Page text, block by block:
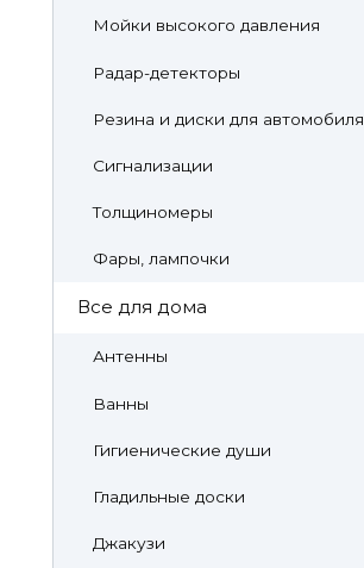
Мойки высокого давления
Радар-детекторы
Резина и диски для автомобиля
Сигнализации
Толщиномеры
Фары, лампочки
Все для дома
Антенны
Ванны
Гигиенические души
Гладильные доски
Джакузи